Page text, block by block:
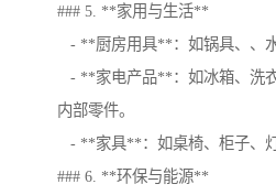
### 5. **家用与生活**
- **厨房用具**：如锅具、、水
- **家电产品**：如冰箱、洗
内部零件。
- **家具**：如桌椅、柜子、灯
### 6. **环保与能源**